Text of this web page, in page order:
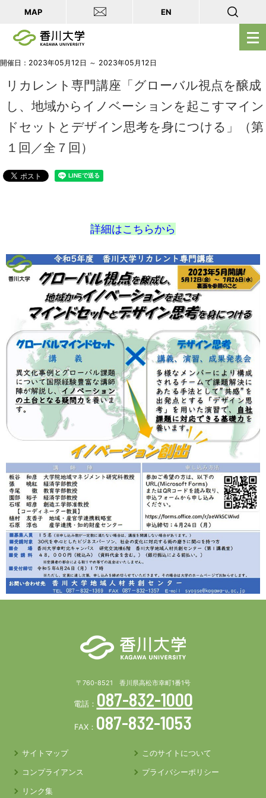
メ
ニ
ー
開
く
MAP EN
開催日：2023年05月12日 ～ 2023年05月12日
リカレント専門講座「グローバル視点を醸成
し、地域からイノベーションを起こすマイン
ドセットとデザイン思考を身につける」（第
１回／全７回）
詳細はこちらから
〒760-8521 香川県高松市幸町1番1号
電話： 087-832-1000
FAX： 087-832-1053
サイトマップ
このサイトについて
コンプライアンス
プライバシーポリシー
リンク集